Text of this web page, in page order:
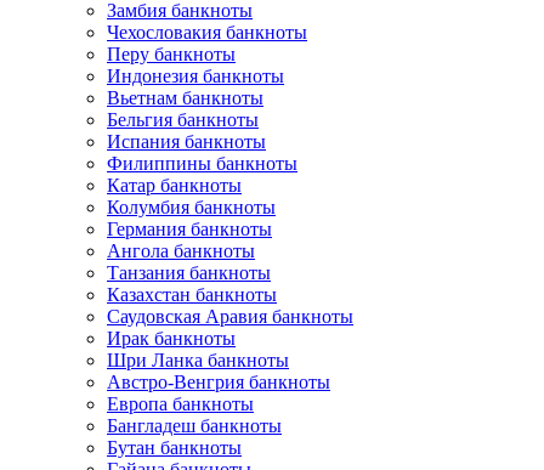
Замбия банкноты
Чехословакия банкноты
Перу банкноты
Индонезия банкноты
Вьетнам банкноты
Бельгия банкноты
Испания банкноты
Филиппины банкноты
Катар банкноты
Колумбия банкноты
Германия банкноты
Ангола банкноты
Танзания банкноты
Казахстан банкноты
Саудовская Аравия банкноты
Ирак банкноты
Шри Ланка банкноты
Австро-Венгрия банкноты
Европа банкноты
Бангладеш банкноты
Бутан банкноты